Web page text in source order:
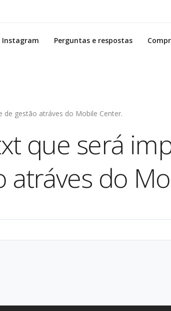
Instagram Perguntas e respostas
gestão atráves do Mobile Center.
que será
atráves do